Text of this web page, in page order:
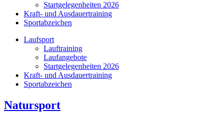
Startgelegenheiten 2026
Kraft- und Ausdauertraining
Sportabzeichen
Laufsport
Lauftraining
Laufangebote
Startgelegenheiten 2026
Kraft- und Ausdauertraining
Sportabzeichen
Natursport